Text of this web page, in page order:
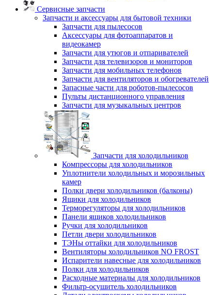
Сервисные запчасти
Запчасти и аксессуары для бытовой техники
Запчасти для пылесосов
Аксессуары для фотоаппаратов и
видеокамер
Запчасти для утюгов и отпаривателей
Запчасти для телевизоров и мониторов
Запчасти для мобильных телефонов
Запчасти для вентиляторов и обогревателей
Запасные части для роботов-пылесосов
Пульты дистанционного управления
Запчасти для музыкальных центров
Запчасти для холодильников
Компрессоры для холодильников
Уплотнители холодильных и морозильных
камер
Полки двери холодильников (балконы)
Ящики для холодильников
Терморегуляторы для холодильников
Панели ящиков холодильников
Ручки для холодильников
Петли двери холодильников
ТЭНы оттайки для холодильников
Вентиляторы холодильников NO FROST
Испарители навесные для холодильников
Полки для холодильников
Расходные материалы для холодильников
Фильтр-осушитель холодильников